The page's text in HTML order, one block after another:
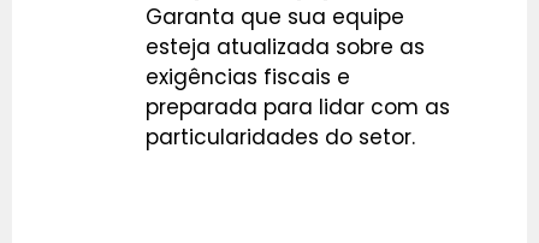
Garanta que sua equipe
esteja atualizada sobre as
exigências fiscais e
preparada para lidar com as
particularidades do setor.